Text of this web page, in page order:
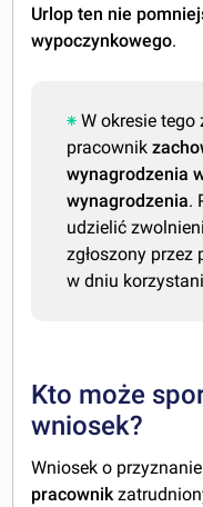
Urlop ten nie
wypoczynkowego.
W okresie
pracownik
wynagrodzenia
wynagrodzenia.
udzielić
zgłoszony przez
w dniu
Kto może
wniosek?
Wniosek o
pracownik